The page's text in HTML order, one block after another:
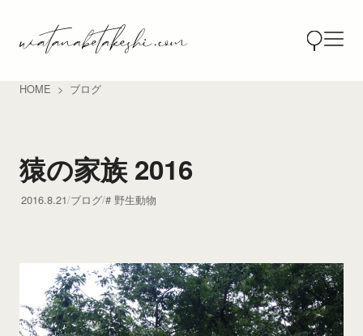
HOME ブログ
猿の家族 2016
2016.8.21 ブログ 野生動物